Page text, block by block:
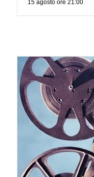
15 agosto ore 21:00